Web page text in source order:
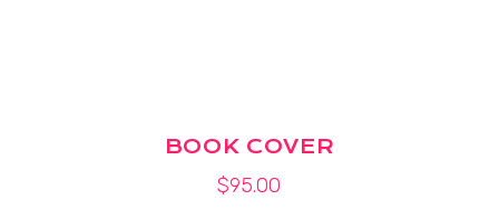
BOOK COVER
$95.00